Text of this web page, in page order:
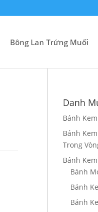
Bông Lan Trứng Muối
Danh
Bánh
Bánh
Trong
Bánh
Bánh
Bánh
Bánh